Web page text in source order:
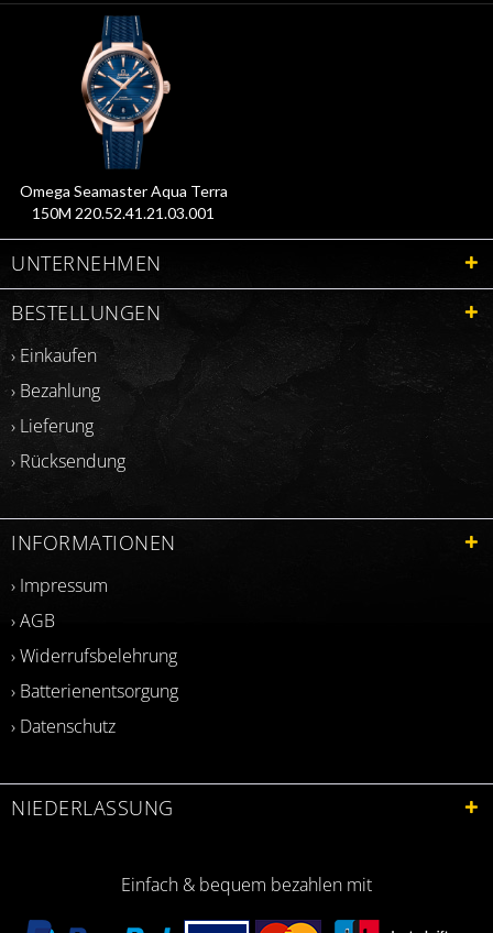
Omega Seamaster Aqua Terra
150M 220.52.41.21.03.001
UNTERNEHMEN
BESTELLUNGEN
› Einkaufen
› Bezahlung
› Lieferung
› Rücksendung
INFORMATIONEN
› Impressum
› AGB
› Widerrufsbelehrung
› Batterienentsorgung
› Datenschutz
NIEDERLASSUNG
Einfach & bequem bezahlen mit